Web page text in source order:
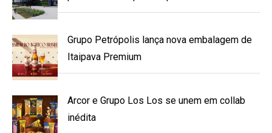
Grupo Petrópolis lança nova embalagem de
Itaipava Premium
Arcor e Grupo Los Los se unem em collab
inédita